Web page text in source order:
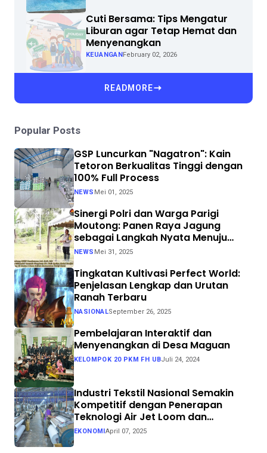
Cuti Bersama: Tips Mengatur
Liburan agar Tetap Hemat dan
Menyenangkan
KEUANGAN February 02, 2026
READMORE
Popular Posts
GSP Luncurkan "Nagatron": Kain
Tetoron Berkualitas Tinggi dengan
100% Full Process
NEWS Mei 01, 2025
Sinergi Polri dan Warga Parigi
Moutong: Panen Raya Jagung
sebagai Langkah Nyata Menuju
Swasembada Pangan
NEWS Mei 31, 2025
Tingkatan Kultivasi Perfect World:
Penjelasan Lengkap dan Urutan
Ranah Terbaru
NASIONALSeptember 26, 2025
Pembelajaran Interaktif dan
Menyenangkan di Desa Maguan
KELOMPOK 20 PKM FH UBJuli 24, 2024
Industri Tekstil Nasional Semakin
Kompetitif dengan Penerapan
Teknologi Air Jet Loom dan
Continuous Dyeing di CV. Garuda
Solo Perkasa
EKONOMI April 07, 2025